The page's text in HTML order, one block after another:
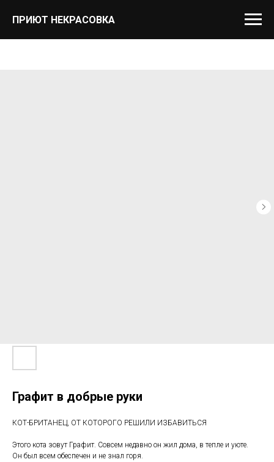
ПРИЮТ НЕКРАСОВКА
Графит в добрые руки
КОТ-БРИТАНЕЦ, ОТ КОТОРОГО РЕШИЛИ ИЗБАВИТЬСЯ
Этого кота зовут Графит. Совсем недавно он жил дома, в тепле и уюте.
Он был всем обеспечен и не знал горя.